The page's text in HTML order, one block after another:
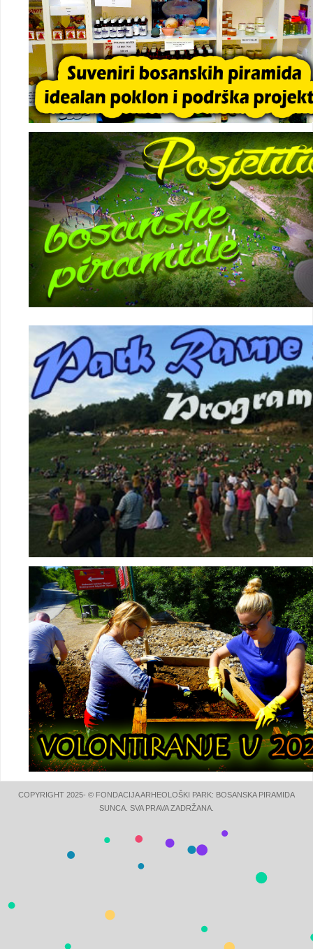
COPYRIGHT 2025- © FONDACIJA ARHEOLOŠKI PARK: BOSANSKA PIRAMIDA
SUNCA. SVA PRAVA ZADRŽANA.